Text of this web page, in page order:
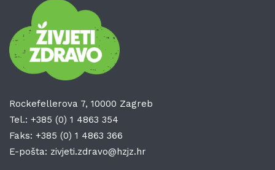
Rockefellerova 7, 10000 Zagreb
Tel.: +385 (0) 1 4863 354
Faks: +385 (0) 1 4863 366
E-pošta: zivjeti.zdravo@hzjz.hr